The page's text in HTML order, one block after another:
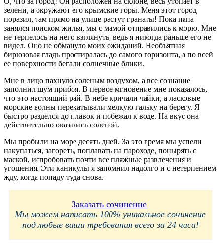
зелени, а окружают его крымские горы. Меня этот город
поразил, там прямо на улице растут гранаты! Пока папа
занялся поиском жилья, мы с мамой отправились к морю. Мне
не терпелось на него взглянуть, ведь я никогда раньше его не
видел. Оно не обмануло моих ожиданий. Необъятная
бирюзовая гладь простиралась до самого горизонта, а по всей
ее поверхности бегали солнечные блики.
Мне в лицо пахнуло соленым воздухом, а все сознание
заполнил шум прибоя. В первое мгновение мне показалось,
что это настоящий рай. В небе кричали чайки, а ласковые
морские волны перекатывали мелкую гальку на берегу. Я
быстро разделся до плавок и побежал к воде. На вкус она
действительно оказалась соленой.
Мы пробыли на море десять дней. За это время мы успели
накупаться, загореть, поплавать на пароходе, понырять с
маской, испробовать почти все пляжные развлечения и
угощения. Эти каникулы я запомнил надолго и с нетерпением
жду, когда попаду туда снова.
Заказать сочинение
Мы можем написать 100% уникальное сочинение
под любые ваши требования всего за 24 часа!